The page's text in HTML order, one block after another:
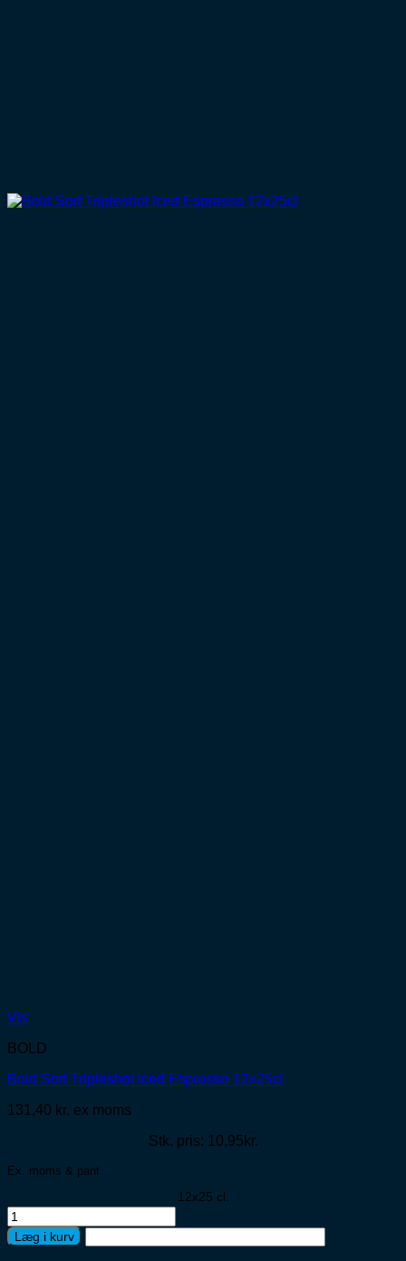
Vis
BOLD
Bold Sort Tripleshot Iced Espresso 12x25cl
131,40 kr. ex moms
Stk. pris: 10,95kr.
Ex. moms & pant
12x25 cl.
Bold
Sort
Tripleshot
Læg i kurv